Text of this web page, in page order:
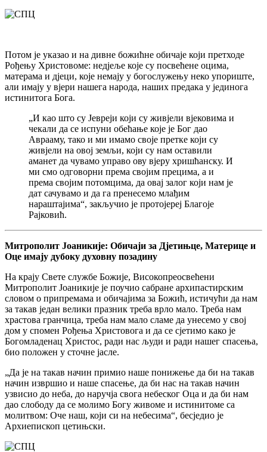
Потом је указао и на дивне божићне обичаје који претходе
Рођењу Христовоме: недјеље које су посвећене оцима,
матерама и дјеци, које немају у богослужењу неко упориште,
али имају у вјери нашега народа, наших предака у јединога
истинитога Бога.
„И као што су Јевреји који су живјели вјековима и
чекали да се испуни обећање које је Бог дао
Аврааму, тако и ми имамо своје претке који су
живјели на овој земљи, који су нам оставили
аманет да чувамо управо ову вјеру хришћанску. И
ми смо одговорни према својим прецима, а и
према својим потомцима, да овај залог који нам је
дат сачувамо и да га пренесемо млађим
нараштајима“, закључио је протојереј Благоје
Рајковић.
Митрополит Јоаникије: Обичаји за Дјетињце, Материце и
Оце имају дубоку духовну позадину
На крају Свете службе Божије, Високопреосвећени
Митрополит Јоаникије је поучио сабране архипастирским
словом о припремама и обичајима за Божић, истичући да нам
за такав један велики празник треба врло мало. Треба нам
храстова гранчица, треба нам мало сламе да унесемо у свој
дом у спомен Рођења Христовога и да се сјетимо како је
Богомладенац Христос, ради нас људи и ради нашег спасења,
био положен у сточне јасле.
„Да је на такав начин примио наше понижење да би на такав
начин извршио и наше спасење, да би нас на такав начин
узвисио до неба, до наручја свога небеског Оца и да би нам
дао слободу да се молимо Богу живоме и истинитоме са
молитвом: Оче наш, који си на небесима“, бесједио је
Архиепископ цетињски.